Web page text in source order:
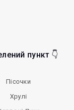
пункт 👇
Пісочки
Хрулі